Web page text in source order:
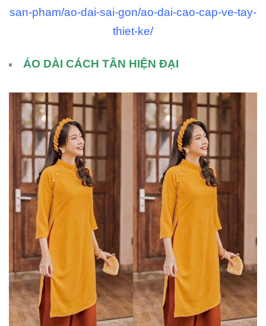
san-pham/ao-dai-sai-gon/ao-dai-cao-cap-ve-tay-
thiet-ke/
ÁO DÀI CÁCH TÂN HIỆN ĐẠI